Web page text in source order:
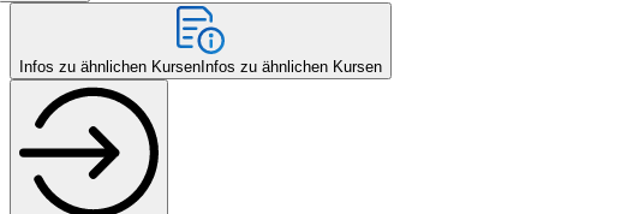
Infos zu ähnlichen Kursen Infos zu ähnlichen Kursen